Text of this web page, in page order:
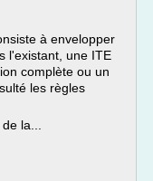
à envelopper
l'existant, une ITE
complète ou un
les règles
la...